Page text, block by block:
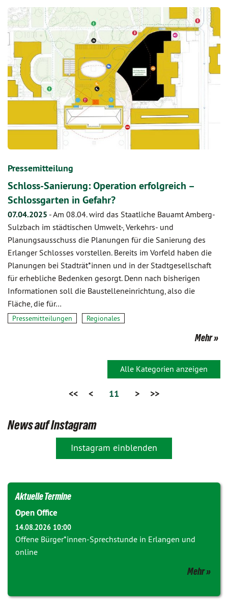
Pressemitteilung
Schloss-Sanierung: Operation erfolgreich –
Schlossgarten in Gefahr?
07.04.2025 -Am 08.04. wird das Staatliche Bauamt Amberg-
Sulzbach im städtischen Umwelt-, Verkehrs- und
Planungsausschuss die Planungen für die Sanierung des
Erlanger Schlosses vorstellen. Bereits im Vorfeld haben die
Planungen bei Stadträt*innen und in der Stadtgesellschaft
für erhebliche Bedenken gesorgt. Denn nach bisherigen
Informationen soll die Baustelleneinrichtung, also die
Fläche, die für…
Pressemitteilungen Regionales
Mehr
Alle Kategorien anzeigen
<< < 11 > >>
News auf Instagram
Instagram einblenden
Aktuelle Termine
Open Office
14.08.2026 10:00
Offene Bürger*innen-Sprechstunde in Erlangen und
online
Mehr